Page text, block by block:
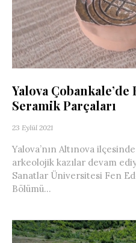
Yalova
Seramik Parçaları
23 Eylül 2021
Yalova’nın Altınova
arkeolojik kazılar devam
Sanatlar Üniversitesi Fen
Bölümü...